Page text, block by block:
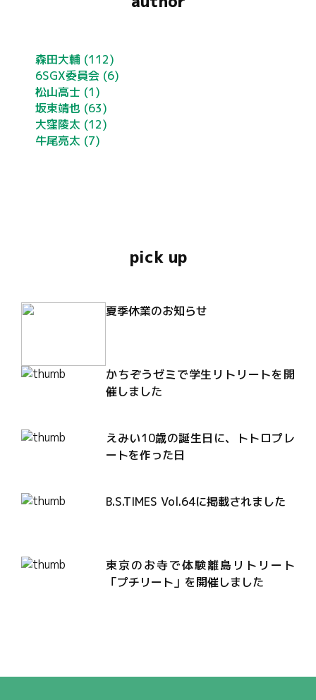
森田大輔 (112)
6SGX委員会 (6)
松山高士 (1)
坂東靖也 (63)
大窪陵太 (12)
牛尾亮太 (7)
pick up
夏季休業のお知らせ
かちぞうゼミで学生リトリートを開
催しました
えみい10歳の誕生日に、トトロプレ
ートを作った日
B.S.TIMES Vol.64に掲載されました
東京のお寺で体験離島リトリート
「プチリート」を開催しました